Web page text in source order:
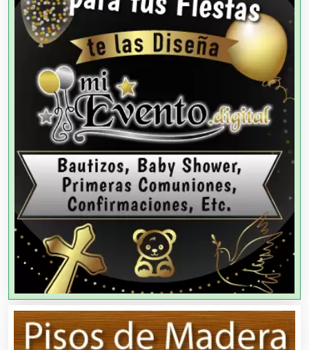
Agencias de Cobranza
Agencias de Colocación
Agencias de Modelos
Agencias de Publicidad
Agencias de Viajes
Agricultores
Agricultura y Ganadería